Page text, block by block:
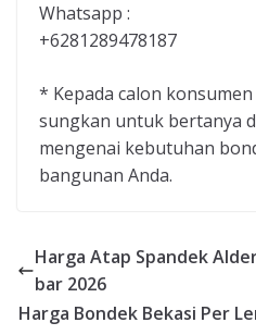
Whatsapp :
+6281289478187
* Kepada calon
sungkan untuk bertanya
mengenai kebutuhan
bangunan Anda.
Harga Atap Spandek
bar 2026
Harga Bondek Bekasi Per